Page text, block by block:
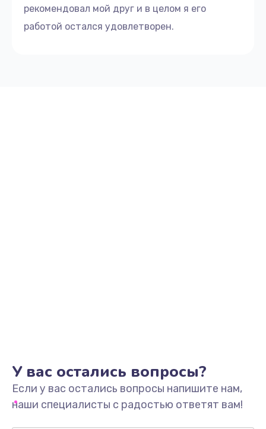
рекомендовал мой друг и в целом я его
работой остался удовлетворен.
У вас остались вопросы?
Если у вас остались вопросы напишите нам,
наши специалисты с радостью ответят вам!